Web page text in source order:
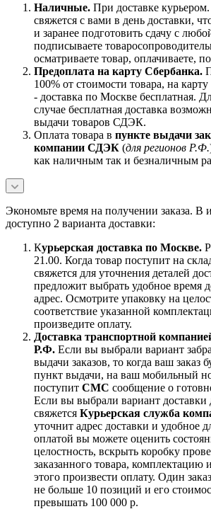
Наличные. При доставке
свяжется с вами в день доставки,
и заранее подготовить сдачу с
подписываете
осматриваете товар, оплачиваете,
Предоплата на карту Сбербанка.
100% от стоимости товара, на
- доставка по Москве бесплатная.
случае бесплатная доставка
выдачи товаров СДЭК.
Оплата товара в пункте выдачи
компании СДЭК (для регионов Р.Ф.
как наличным так и безналичным
Экономьте время на получении заказа. В
доступно 2 варианта доставки:
Курьерская доставка по Москве.
21.00. Когда товар поступит на
свяжется для уточнения деталей
предложит выбрать удобное время
адрес. Осмотрите упаковку на
соответствие указанной
произведите оплату.
Доставка транспортной
Р.Ф. Если вы выбрали вариант
выдачи заказов, то когда ваш заказ
пункт выдачи, на ваш мобильный
поступит СМС сообщение о
Если вы выбрали вариант доставки
свяжется Курьерская служба
уточнит адрес доставки и удобное
оплатой вы можете оценить
целостность, вскрыть коробку
заказанного товара, комплектацию
этого произвести оплату. Один
не больше 10 позиций и его
превышать 100 000 р.